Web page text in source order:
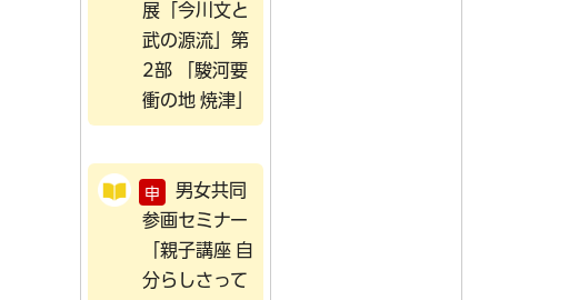
展「今川文と
武の源流」第
2部 「駿河要
衝の地 焼津」
申
男女共同
参画セミナー
「親子講座 自
分らしさって